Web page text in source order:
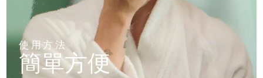
使用方法
簡單方便